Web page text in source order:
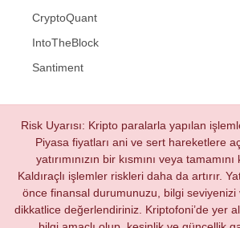
CryptoQuant
IntoTheBlock
Santiment
Risk Uyarısı: Kripto paralarla yapılan
Piyasa fiyatları ani ve sert hareketlere
yatırımınızın bir kısmını veya
Kaldıraçlı işlemler riskleri daha da artırır.
önce finansal durumunuzu, bilgi seviyenizi
dikkatlice değerlendiriniz. Kriptofoni’de yer